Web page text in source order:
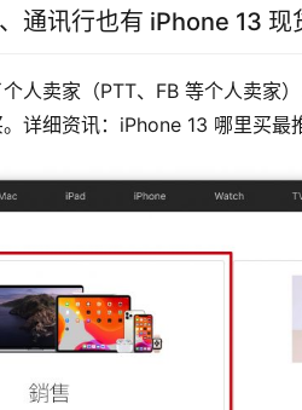
通讯行也有 iPhone 13 现
人卖家（PTT、FB 等个人卖家
详细资讯：iPhone 13 哪里买最